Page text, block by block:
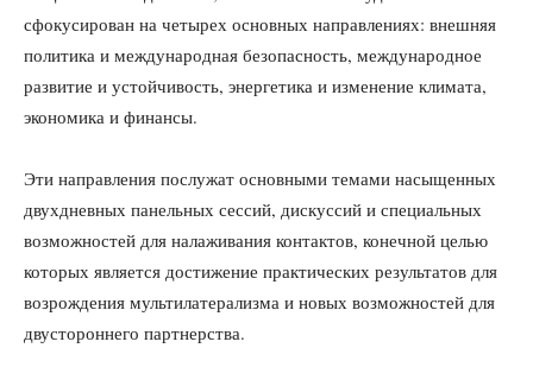
сфокусирован на четырех основных направлениях: внешняя
политика и международная безопасность, международное
развитие и устойчивость, энергетика и изменение климата,
экономика и финансы.
Эти направления послужат основными темами насыщенных
двухдневных панельных сессий, дискуссий и специальных
возможностей для налаживания контактов, конечной целью
которых является достижение практических результатов для
возрождения мультилатерализма и новых возможностей для
двустороннего партнерства.